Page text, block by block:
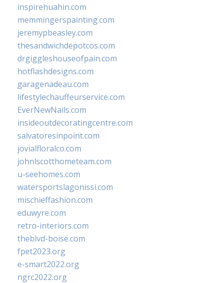
inspirehuahin.com
memmingerspainting.com
jeremypbeasley.com
thesandwichdepotcos.com
drgiggleshouseofpain.com
hotflashdesigns.com
garagenadeau.com
lifestylechauffeurservice.com
EverNewNails.com
insideoutdecoratingcentre.com
salvatoresinpoint.com
jovialfloralco.com
johnlscotthometeam.com
u-seehomes.com
watersportslagonissi.com
mischieffashion.com
eduwyre.com
retro-interiors.com
theblvd-boise.com
fpet2023.org
e-smart2022.org
ngrc2022.org